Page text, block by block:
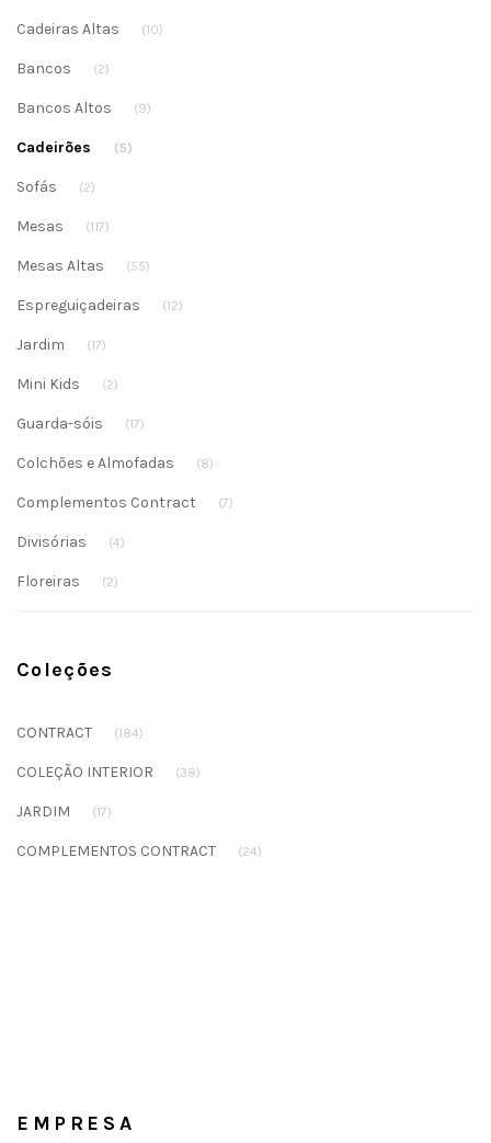
Cadeiras Altas (10)
Bancos (2)
Bancos Altos (9)
Cadeirões (5)
Sofás (2)
Mesas (117)
Mesas Altas (55)
Espreguiçadeiras (12)
Jardim (17)
Mini Kids (2)
Guarda-sóis (17)
Colchões e Almofadas (8)
Complementos Contract (7)
Divisórias (4)
Floreiras (2)
Coleções
CONTRACT (184)
COLEÇÃO INTERIOR (38)
JARDIM (17)
COMPLEMENTOS CONTRACT (24)
EMPRESA